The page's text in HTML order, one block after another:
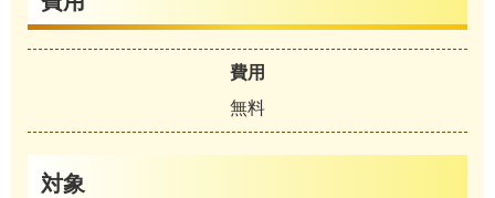
費用
無料
対象